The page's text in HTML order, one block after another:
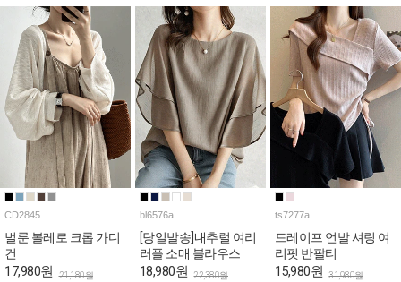
CD2845
벌룬 볼레로 크롭 가디
건
17,980원 21,180원
bl6576a
[당일발송]내추럴 여리
러플 소매 블라우스
18,980원 22,380원
ts7277a
드레이프 언발 셔링 여
리핏 반팔티
15,980원 31,980원